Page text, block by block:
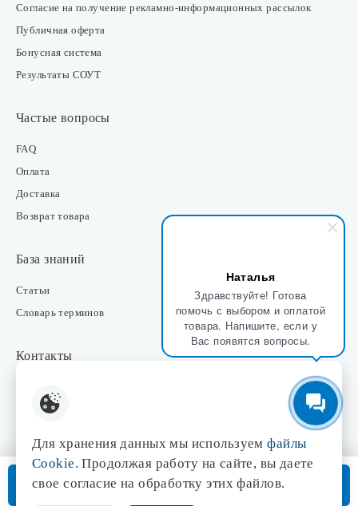
Наталья
Здравствуйте! Готова
помочь с выбором и оплатой
товара. Напишите, если у
Вас появятся вопросы.
Согласие на получение рекламно-информационных рассылок
Публичная оферта
Бонусная система
Результаты СОУТ
Частые вопросы
FAQ
Оплата
Доставка
Возврат товара
База знаний
Статьи
Словарь терминов
Контакты
Интернет-магазин
Отдел маркетинга
В корзину
Доставка от 3 дней
Для хранения данных мы используемфайлы
Cookie. Продолжая работу на сайте, вы даете
свое согласие на обработку этих файлов.